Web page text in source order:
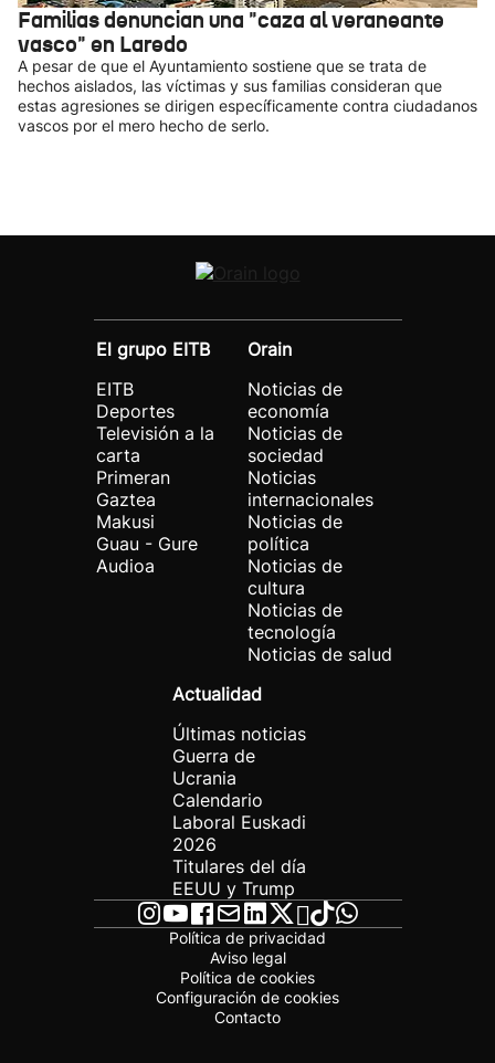
Familias denuncian una "caza al veraneante
vasco" en Laredo
A pesar de que el Ayuntamiento sostiene que se trata de
hechos aislados, las víctimas y sus familias consideran que
estas agresiones se dirigen específicamente contra ciudadanos
vascos por el mero hecho de serlo.
El grupo EITB
EITB
Deportes
Televisión a la
carta
Primeran
Gaztea
Makusi
Guau - Gure
Audioa
Orain
Noticias de
economía
Noticias de
sociedad
Noticias
internacionales
Noticias de
política
Noticias de
cultura
Noticias de
tecnología
Noticias de salud
Actualidad
Últimas noticias
Guerra de
Ucrania
Calendario
Laboral Euskadi
2026
Titulares del día
EEUU y Trump
Política de privacidad
Aviso legal
Política de cookies
Configuración de cookies
Contacto